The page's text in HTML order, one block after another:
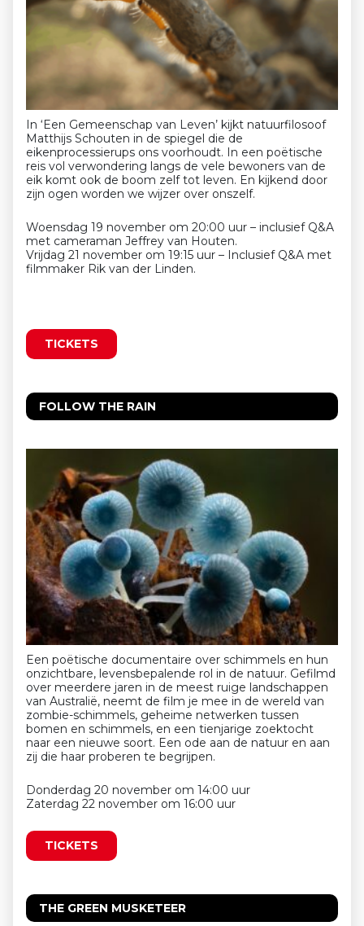
In ‘Een Gemeenschap van Leven’ kijkt natuurfilosoof
Matthijs Schouten in de spiegel die de
eikenprocessierups ons voorhoudt. In een poëtische
reis vol verwondering langs de vele bewoners van de
eik komt ook de boom zelf tot leven. En kijkend door
zijn ogen worden we wijzer over onszelf.
Woensdag 19 november om 20:00 uur – inclusief Q&A
met cameraman Jeffrey van Houten.
Vrijdag 21 november om 19:15 uur – Inclusief Q&A met
filmmaker Rik van der Linden.
TICKETS
FOLLOW THE RAIN
Een poëtische documentaire over schimmels en hun
onzichtbare, levensbepalende rol in de natuur. Gefilmd
over meerdere jaren in de meest ruige landschappen
van Australië, neemt de film je mee in de wereld van
zombie-schimmels, geheime netwerken tussen
bomen en schimmels, en een tienjarige zoektocht
naar een nieuwe soort. Een ode aan de natuur en aan
zij die haar proberen te begrijpen.
Donderdag 20 november om 14:00 uur
Zaterdag 22 november om 16:00 uur
TICKETS
THE GREEN MUSKETEER